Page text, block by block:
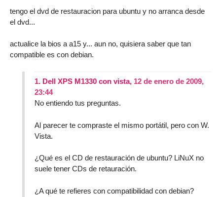
tengo el dvd de restauracion para ubuntu y no arranca desde
el dvd...
actualice la bios a a15 y... aun no, quisiera saber que tan
compatible es con debian.
1. Dell XPS M1330 con vista, 12 de enero de 2009,
23:44
No entiendo tus preguntas.
Al parecer te compraste el mismo portátil, pero con W.
Vista.
¿Qué es el CD de restauración de ubuntu? LiNuX no
suele tener CDs de retauración.
¿A qué te refieres con compatibilidad con debian?